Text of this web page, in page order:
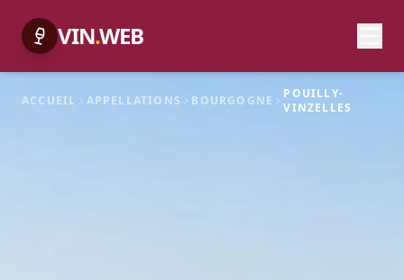
VIN.WEB
ACCUEIL APPELLATIONS BOURGOGNE
POUILLY-
VINZELLES